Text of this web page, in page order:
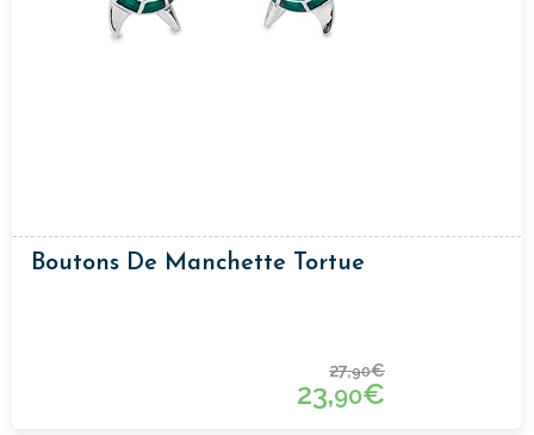
Boutons De Manchette Tortue
27,90€
23,90€